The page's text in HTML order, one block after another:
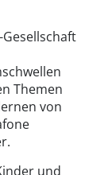
Themen
von
und